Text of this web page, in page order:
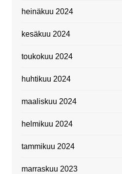
heinäkuu 2024
kesäkuu 2024
toukokuu 2024
huhtikuu 2024
maaliskuu 2024
helmikuu 2024
tammikuu 2024
marraskuu 2023